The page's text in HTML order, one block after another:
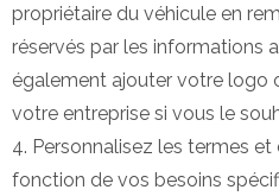
propriétaire du véhicule en
réservés par les informations
également ajouter votre logo
votre entreprise si vous le
4. Personnalisez les termes
fonction de vos besoins